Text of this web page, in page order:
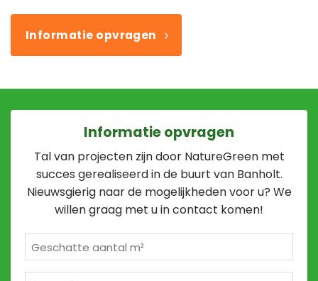
Informatie opvragen
Informatie opvragen
Tal van projecten zijn door NatureGreen met
succes gerealiseerd in de buurt van Banholt.
Nieuwsgierig naar de mogelijkheden voor u? We
willen graag met u in contact komen!
m²